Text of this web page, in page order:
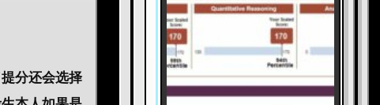
分还会选择